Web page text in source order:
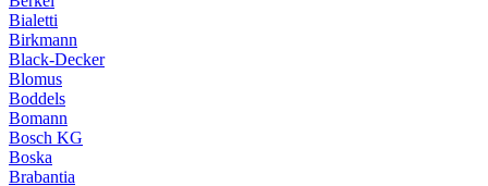
Bialetti
Birkmann
Black-Decker
Blomus
Boddels
Bomann
Bosch KG
Boska
Brabantia